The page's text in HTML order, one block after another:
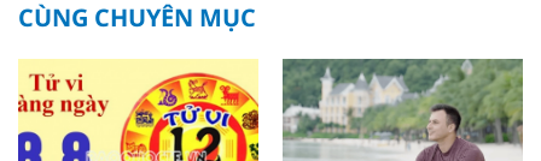
CÙNG CHUYÊN MỤC